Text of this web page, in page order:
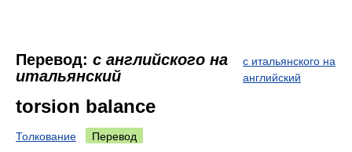
Перевод: с английского на
итальянский
с итальянского на
английский
torsion balance
Толкование Перевод